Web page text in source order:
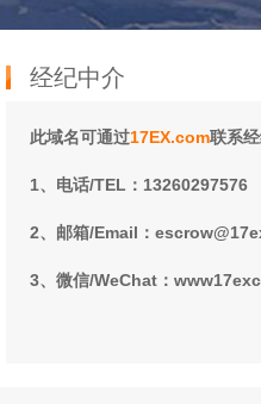
经纪中介
此域名可通过17EX.com联系
1、电话/TEL：13260297576
2、邮箱/Email：
3、微信/WeChat：